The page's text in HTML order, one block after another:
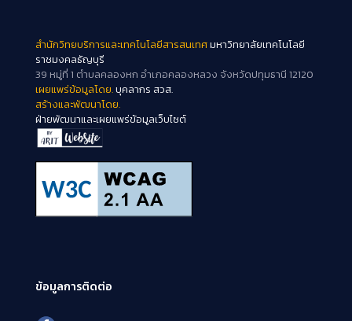
สำนักวิทยบริการและเทคโนโลยีสารสนเทศมหาวิทยาลัยเทคโนโลยี
ราชมงคลธัญบุรี
39 หมู่ที่ 1 ตำบลคลองหก อำเภอคลองหลวง จังหวัดปทุมธานี 12120
เผยแพร่ข้อมูลโดย.บุคลากร สวส.
สร้างและพัฒนาโดย.
ฝ่ายพัฒนาและเผยแพร่ข้อมูลเว็บไซต์
ข้อมูลการติดต่อ